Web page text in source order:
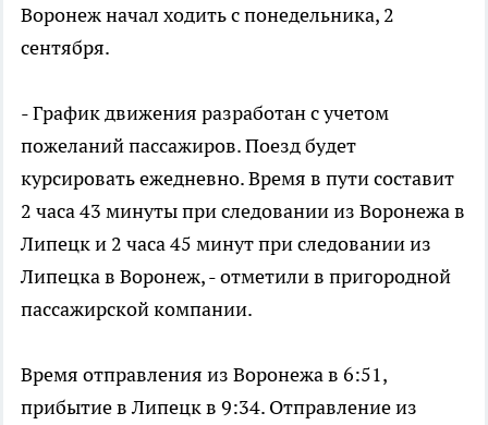
Воронеж начал ходить с понедельника, 2
сентября.
- График движения разработан с учетом
пожеланий пассажиров. Поезд будет
курсировать ежедневно. Время в пути составит
2 часа 43 минуты при следовании из Воронежа в
Липецк и 2 часа 45 минут при следовании из
Липецка в Воронеж, - отметили в пригородной
пассажирской компании.
Время отправления из Воронежа в 6:51,
прибытие в Липецк в 9:34. Отправление из